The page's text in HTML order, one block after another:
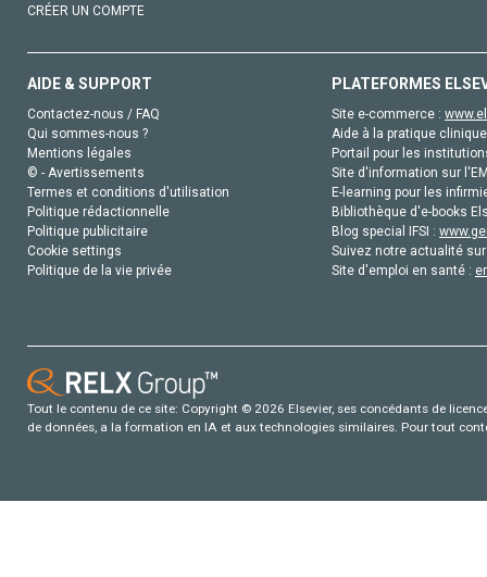
CRÉER UN COMPTE
AIDE & SUPPORT
Contactez-nous / FAQ
Qui sommes-nous ?
Mentions légales
© - Avertissements
Termes et conditions d'utilisation
Politique rédactionnelle
Politique publicitaire
Cookie settings
Politique de la vie privée
PLATEFORMES
Site e-commerce :
Aide à la pratique
Portail pour les
Site d'information sur
E-learning pour les
Bibliothèque d'e-books
Blog special IFSI :
Suivez notre actualité
Site d'emploi en santé :
Tout le contenu de ce site: Copyright © 2026 Elsevier, ses concédants de
de données, a la formation en IA et aux technologies similaires. Pour tout